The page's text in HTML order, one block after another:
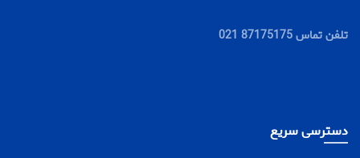
تلفن تماس 87175175 021
دسترسی سریع